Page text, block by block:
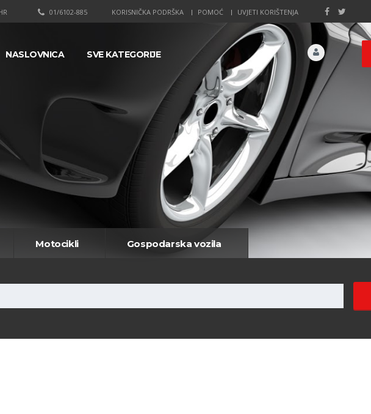
KORISNIČKA PODRŠKA POMOĆ UVJETI KORIŠTENJA
01/6102-885
NASLOVNICA SVE KATEGORIJE
Motocikli Gospodarska vozila